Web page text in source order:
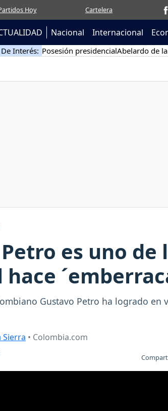
Hoy Cartelera
Nacional Internacional
De Interés: Posesión presidencialAbelardo de
es uno
Gustavo Petro ha logrado en
Sierra • Colombia.com